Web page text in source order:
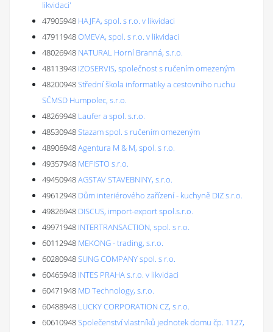
likvidaci'
47905948 HAJFA, spol. s r.o. v likvidaci
47911948OMEVA, spol. s r.o. v likvidaci
48026948 NATURAL Horní Branná, s.r.o.
48113948 IZOSERVIS, společnost s ručením omezeným
48200948Střední škola informatiky a cestovního ruchu
SČMSD Humpolec, s.r.o.
48269948 Laufer a spol. s.r.o.
48530948Stazam spol. s ručením omezeným
48906948Agentura M & M, spol. s r.o.
49357948 MEFISTO s.r.o.
49450948AGSTAV STAVEBNINY, s.r.o.
49612948 Dům interiérového zařízení - kuchyně DIZ s.r.o.
49826948 DISCUS, import-export spol.s.r.o.
49971948 INTERTRANSACTION, spol. s r.o.
60112948 MEKONG - trading, s.r.o.
60280948SUNG COMPANY spol. s r.o.
60465948 INTES PRAHA s.r.o. v likvidaci
60471948 MD Technology, s.r.o.
60488948 LUCKY CORPORATION CZ, s.r.o.
60610948Společenství vlastníků jednotek domu čp. 1127,